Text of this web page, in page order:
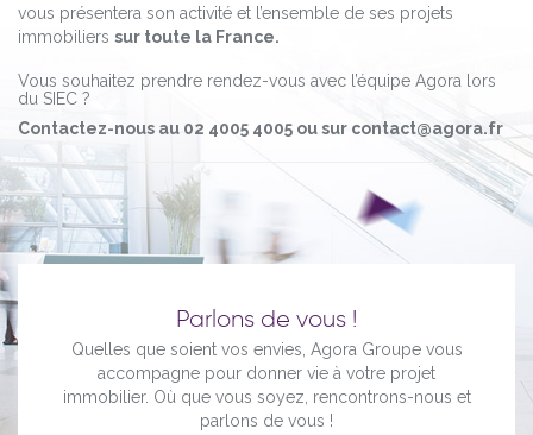
vous présentera son activité et l’ensemble de ses projets
immobiliers sur toute la France.
Vous souhaitez prendre rendez-vous avec l’équipe Agora lors
du SIEC ?
Contactez-nous au 02 4005 4005 ou sur contact@agora.fr
Parlons de vous !
Quelles que soient vos envies, Agora Groupe vous
accompagne pour donner vie à votre projet
immobilier. Où que vous soyez, rencontrons-nous et
parlons de vous !